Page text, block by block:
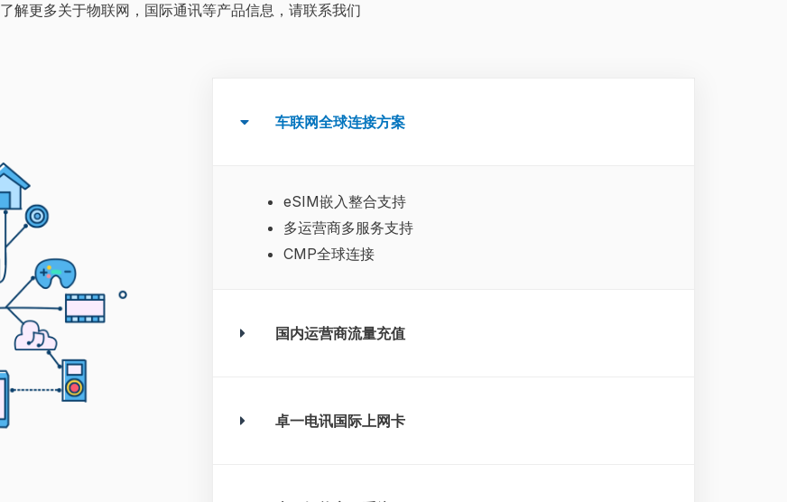
了解更多关于物联网，国际通讯等产品信息，请联系我们
车联网全球连接方案
eSIM嵌入整合支持
多运营商多服务支持
CMP全球连接
国内运营商流量充值
卓一电讯国际上网卡